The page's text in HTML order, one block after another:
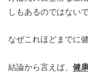
しもあるのではない
なぜこれほどまでに
結論から言えば、健